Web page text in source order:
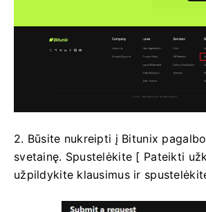
2. Būsite nukreipti į Bitunix
svetainę. Spustelėkite [ Pateikti
užpildykite klausimus ir